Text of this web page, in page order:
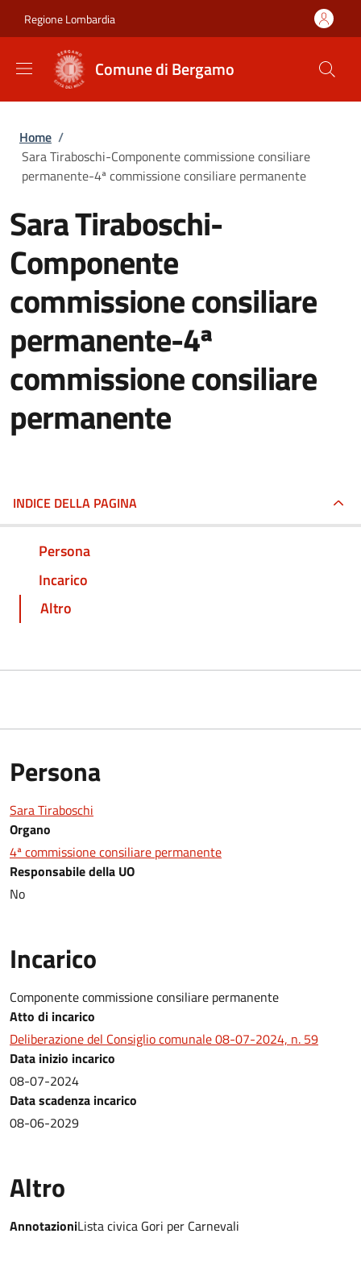
Regione Lombardia
Comune di Bergamo
Briciole di pane
Home /
Sara Tiraboschi-Componente commissione consiliare
permanente-4ª commissione consiliare permanente
Sara Tiraboschi-
Componente
commissione consiliare
permanente-4ª
commissione consiliare
permanente
INDICE DELLA PAGINA
Persona
Incarico
Altro
Persona
Sara Tiraboschi
Organo
4ª commissione consiliare permanente
Responsabile della UO
No
Incarico
Componente commissione consiliare permanente
Atto di incarico
Deliberazione del Consiglio comunale 08-07-2024, n. 59
Data inizio incarico
08-07-2024
Data scadenza incarico
08-06-2029
Altro
AnnotazioniLista civica Gori per Carnevali